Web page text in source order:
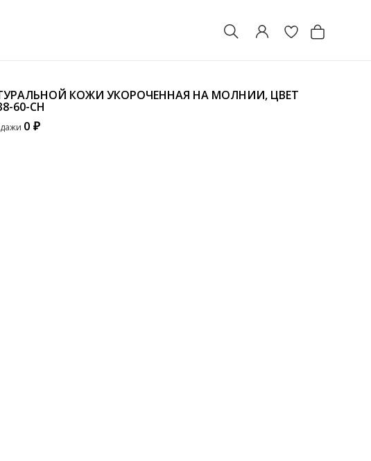
КОЖИ УКОРОЧЕННАЯ НА МОЛНИИ, ЦВЕТ
60-CH
0 ₽